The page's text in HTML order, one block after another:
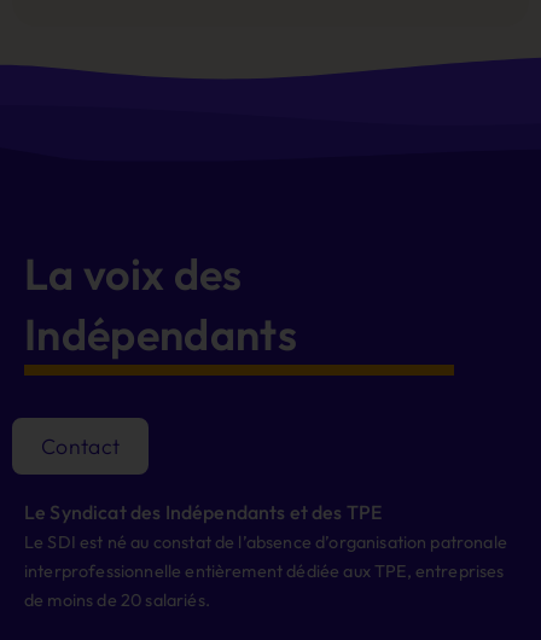
La voix des
Indépendants
Contact
Le Syndicat des Indépendants et des TPE
Le SDI est né au constat de l’absence d’organisation patronale
interprofessionnelle entièrement dédiée aux TPE, entreprises
de moins de 20 salariés.